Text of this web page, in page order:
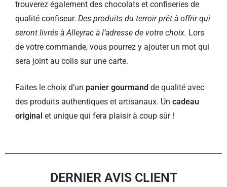
trouverez également des chocolats et confiseries de
qualité confiseur. Des produits du terroir prêt à offrir qui
seront livrés à Alleyrac à l’adresse de votre choix. Lors
de votre commande, vous pourrez y ajouter un mot qui
sera joint au colis sur une carte.
Faites le choix d’un panier gourmand de qualité avec
des produits authentiques et artisanaux. Un cadeau
original et unique qui fera plaisir à coup sûr !
DERNIER AVIS CLIENT